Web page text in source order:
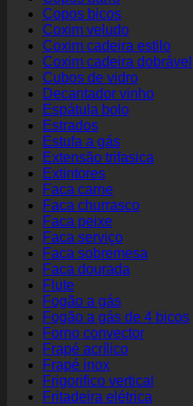
Copos bicos
Coxim veludo
Coxim cadeira estilo
Coxim cadeira dobrável
Cubos de vidro
Decantador vinho
Espátula bolo
Estrados
Estufa a gás
Extensão trifasica
Extintores
Faca carne
Faca churrasco
Faca peixe
Faca serviço
Faca sobremesa
Faca dourada
Flute
Fogão a gás
Fogão a gás de 4 bicos
Forno convector
Frapé acrílico
Frapé inox
Frigorifico vertical
Fritadeira elétrica